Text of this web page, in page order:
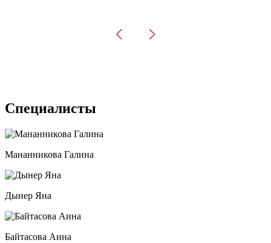
Специалисты
Мананникова Галина
Дынер Яна
Байтасова Аина